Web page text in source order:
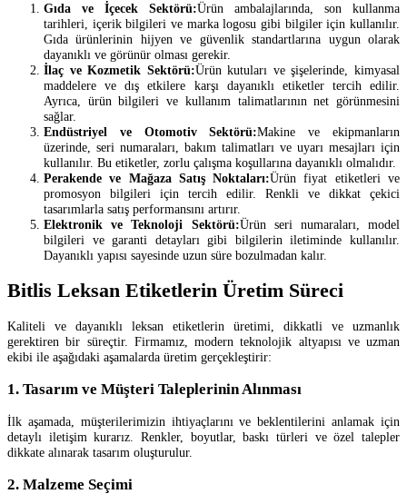
Gıda ve İçecek Sektörü:Ürün ambalajlarında, son kullanma
tarihleri, içerik bilgileri ve marka logosu gibi bilgiler için kullanılır.
Gıda ürünlerinin hijyen ve güvenlik standartlarına uygun olarak
dayanıklı ve görünür olması gerekir.
İlaç ve Kozmetik Sektörü:Ürün kutuları ve şişelerinde, kimyasal
maddelere ve dış etkilere karşı dayanıklı etiketler tercih edilir.
Ayrıca, ürün bilgileri ve kullanım talimatlarının net görünmesini
sağlar.
Endüstriyel ve Otomotiv Sektörü:Makine ve ekipmanların
üzerinde, seri numaraları, bakım talimatları ve uyarı mesajları için
kullanılır. Bu etiketler, zorlu çalışma koşullarına dayanıklı olmalıdır.
Perakende ve Mağaza Satış Noktaları:Ürün fiyat etiketleri ve
promosyon bilgileri için tercih edilir. Renkli ve dikkat çekici
tasarımlarla satış performansını artırır.
Elektronik ve Teknoloji Sektörü:Ürün seri numaraları, model
bilgileri ve garanti detayları gibi bilgilerin iletiminde kullanılır.
Dayanıklı yapısı sayesinde uzun süre bozulmadan kalır.
Bitlis Leksan Etiketlerin Üretim Süreci
Kaliteli ve dayanıklı leksan etiketlerin üretimi, dikkatli ve uzmanlık
gerektiren bir süreçtir. Firmamız, modern teknolojik altyapısı ve uzman
ekibi ile aşağıdaki aşamalarda üretim gerçekleştirir:
1. Tasarım ve Müşteri Taleplerinin Alınması
İlk aşamada, müşterilerimizin ihtiyaçlarını ve beklentilerini anlamak için
detaylı iletişim kurarız. Renkler, boyutlar, baskı türleri ve özel talepler
dikkate alınarak tasarım oluşturulur.
2. Malzeme Seçimi